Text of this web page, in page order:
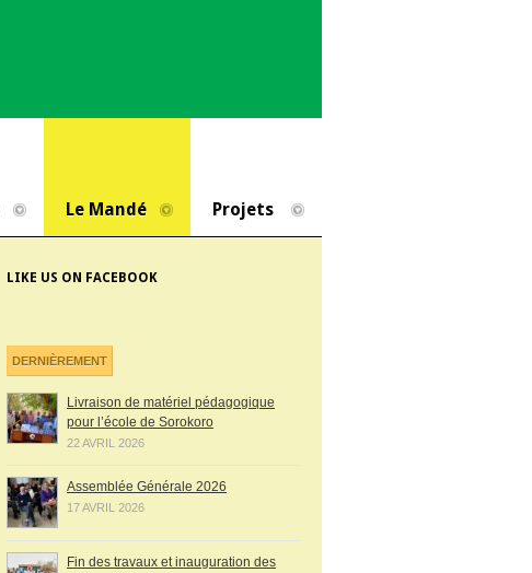
Le Mandé Projets
LIKE US ON FACEBOOK
DERNIÈREMENT
Livraison de matériel pédagogique
pour l’école de Sorokoro
22 AVRIL 2026
Assemblée Générale 2026
17 AVRIL 2026
Fin des travaux et inauguration des